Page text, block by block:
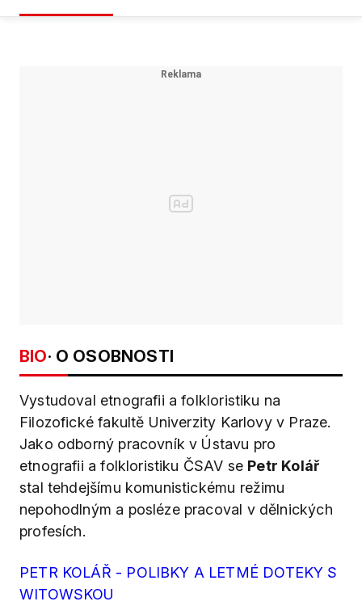
BIO· O OSOBNOSTI
Vystudoval etnografii a folkloristiku na
Filozofické fakultě Univerzity Karlovy v Praze.
Jako odborný pracovník v Ústavu pro
etnografii a folkloristiku ČSAV se Petr Kolář
stal tehdejšímu komunistickému režimu
nepohodlným a posléze pracoval v dělnických
profesích.
PETR KOLÁŘ - POLIBKY A LETMÉ DOTEKY S
WITOWSKOU